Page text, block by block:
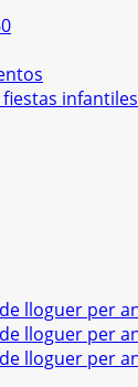
infantiles